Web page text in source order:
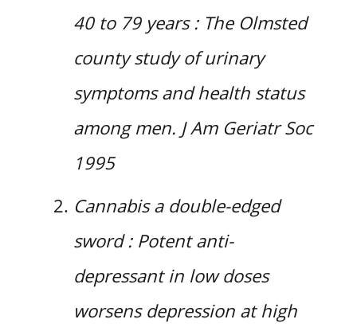
40 to 79 years : The Olmsted
county study of urinary
symptoms and health status
among men. J Am Geriatr Soc
1995
Cannabis a double-edged
sword : Potent anti-
depressant in low doses
worsens depression at high